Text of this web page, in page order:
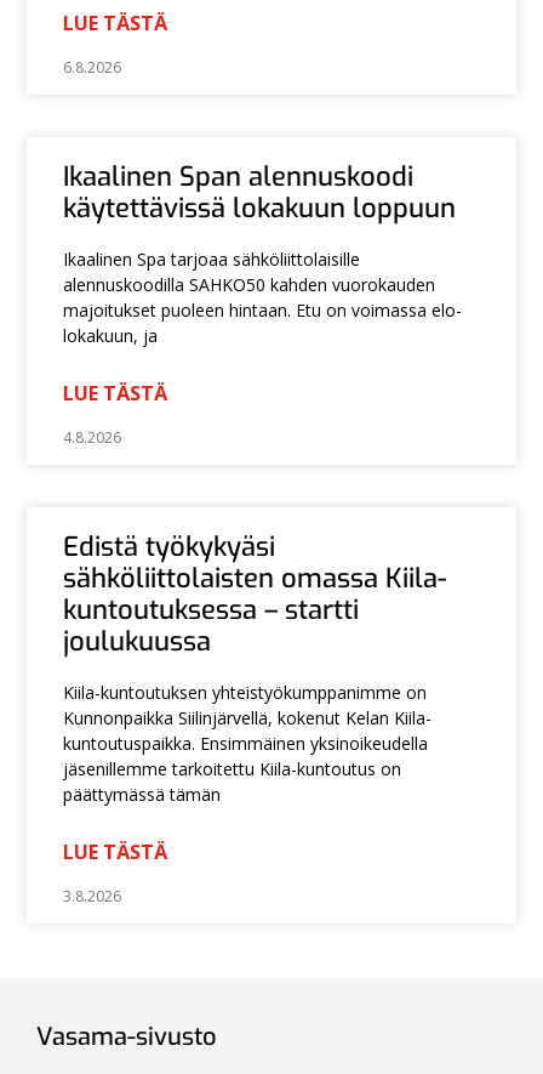
LUE TÄSTÄ
6.8.2026
Ikaalinen Span alennuskoodi
käytettävissä lokakuun loppuun
Ikaalinen Spa tarjoaa sähköliittolaisille
alennuskoodilla SAHKO50 kahden vuorokauden
majoitukset puoleen hintaan. Etu on voimassa elo-
lokakuun, ja
LUE TÄSTÄ
4.8.2026
Edistä työkykyäsi
sähköliittolaisten omassa Kiila-
kuntoutuksessa – startti
joulukuussa
Kiila-kuntoutuksen yhteistyökumppanimme on
Kunnonpaikka Siilinjärvellä, kokenut Kelan Kiila-
kuntoutuspaikka. Ensimmäinen yksinoikeudella
jäsenillemme tarkoitettu Kiila-kuntoutus on
päättymässä tämän
LUE TÄSTÄ
3.8.2026
Vasama-sivusto